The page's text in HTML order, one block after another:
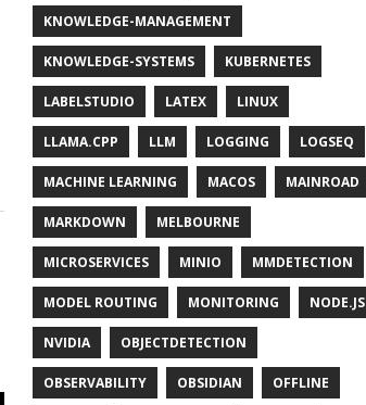
KNOWLEDGE-MANAGEMENT
KNOWLEDGE-SYSTEMS KUBERNETES
LABELSTUDIO LATEX LINUX
LLAMA.CPP LLM LOGGING LOGSEQ
MACHINE LEARNING MACOS MAINROAD
MARKDOWN MELBOURNE
MICROSERVICES MINIO MMDETECTION
MODEL ROUTING MONITORING NODE.JS
NVIDIA OBJECTDETECTION
OBSERVABILITY OBSIDIAN OFFLINE